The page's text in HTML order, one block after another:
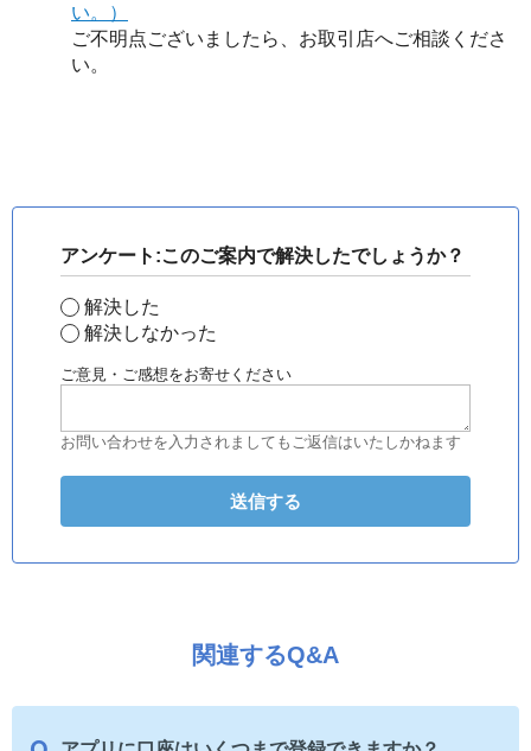
い。）
ご不明点ございましたら、お取引店へご相談くださ
い。
アンケート:このご案内で解決したでしょうか？
解決した
解決しなかった
ご意見・ご感想をお寄せください
お問い合わせを入力されましてもご返信はいたしかねます
関連するQ&A